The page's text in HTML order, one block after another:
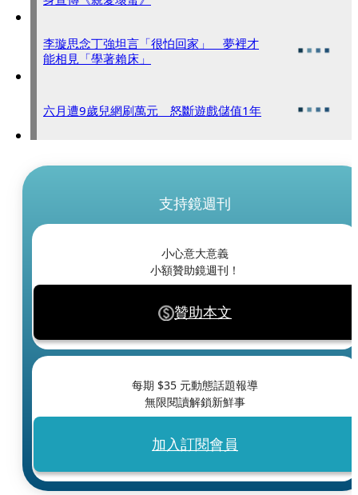
李璇思念丁強坦言「很怕回家」 夢裡才
能相見「學著賴床」
六月遭9歲兒網刷萬元 怒斷遊戲儲值1年
支持鏡週刊
小心意大意義
小額贊助鏡週刊！
贊助本文
每期 $35 元動態話題報導
無限閱讀解鎖新鮮事
加入訂閱會員